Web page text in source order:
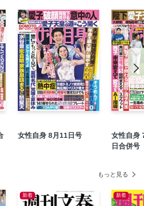
のソムリエ探偵」原作／天樹征丸 漫画
賛否両論」
本」 高殿 円さん
ツ」 大竹とも
るお金全26種 最新版
戦士はむまる」 人間まお
ご案内
の背中ニキビ放置でシミだらけ！
認知症が防げる！」
女性自身 8月11日号
女性自身
日合併号
もっと見る
新着 新着